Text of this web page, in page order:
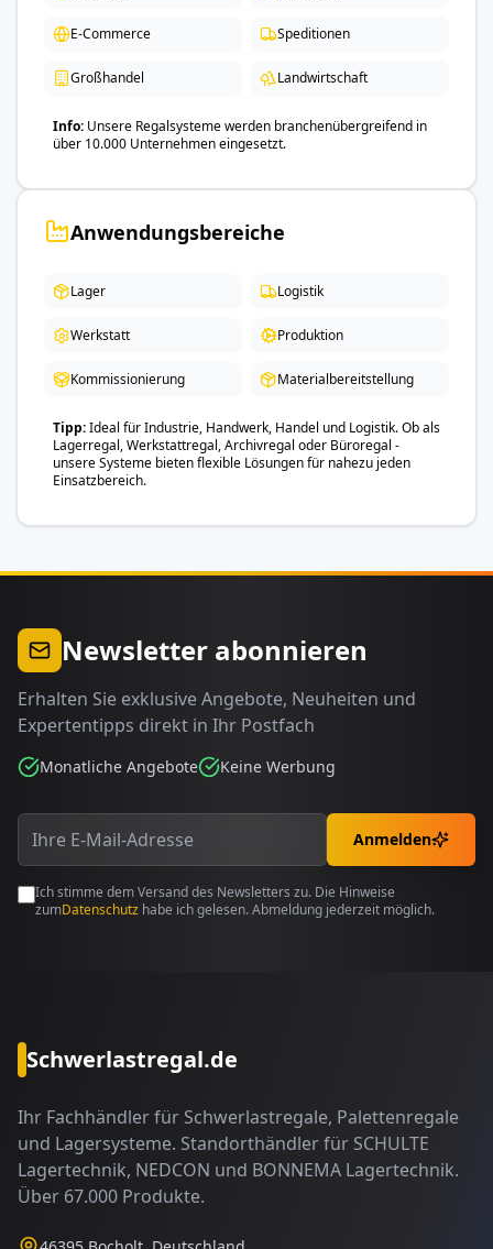
E-Commerce Speditionen
Großhandel Landwirtschaft
Info Unsere Regalsysteme werden branchenübergreifend in
über 10.000 Unternehmen eingesetzt.
Anwendungsbereiche
Lager Logistik
Werkstatt Produktion
Kommissionierung Materialbereitstellung
Tipp Ideal für Industrie, Handwerk, Handel und Logistik. Ob als
Lagerregal, Werkstattregal, Archivregal oder Büroregal -
unsere Systeme bieten flexible Lösungen für nahezu jeden
Einsatzbereich.
Newsletter abonnieren
Erhalten Sie exklusive Angebote, Neuheiten und
Expertentipps direkt in Ihr Postfach
Monatliche Angebote Keine Werbung
Anmelden
Ich stimme dem Versand des Newsletters zu. Die Hinweise
zumDatenschutz habe ich gelesen. Abmeldung jederzeit möglich.
Schwerlastregal.de
Ihr Fachhändler für Schwerlastregale, Palettenregale
und Lagersysteme. Standorthändler für SCHULTE
Lagertechnik, NEDCON und BONNEMA Lagertechnik.
Über 67.000 Produkte.